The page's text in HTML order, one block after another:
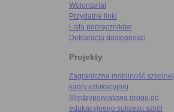
Wolontariat
Przydatne linki
Lista podręczników
Deklaracja dostępności
Projekty
Zagraniczna mobilność szkolnej
kadry edukacyjnej
Międzypowiatowa droga do
edukacyjnego sukcesu szkół